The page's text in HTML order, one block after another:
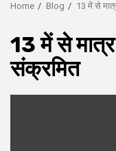
Home Blog 13 में से
13 में से
संक्रमित